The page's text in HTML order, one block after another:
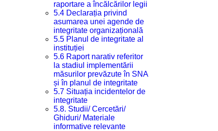
raportare a încălcărilor legii
5.4 Declarația privind
asumarea unei agende de
integritate organizațională
5.5 Planul de integritate al
instituției
5.6 Raport narativ referitor
la stadiul implementării
măsurilor prevăzute în SNA
și în planul de integritate
5.7 Situația incidentelor de
integritate
5.8. Studii/ Cercetări/
Ghiduri/ Materiale
informative relevante